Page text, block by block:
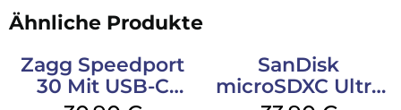
Ähnliche Produkte
Zagg Speedport
30 Mit USB-C
SanDisk
microSDXC Ultra